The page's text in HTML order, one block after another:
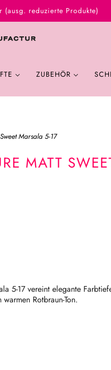
(ausg. reduzierte Produkte)
ZUBEHÖR
Marsala 5-17
MATT
5-17 vereint elegante
Rotbraun-Ton.